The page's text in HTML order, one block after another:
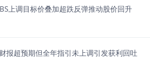
上调目标价叠加超跌反弹推动股价回升
超预期但全年指引未上调引发获利回吐